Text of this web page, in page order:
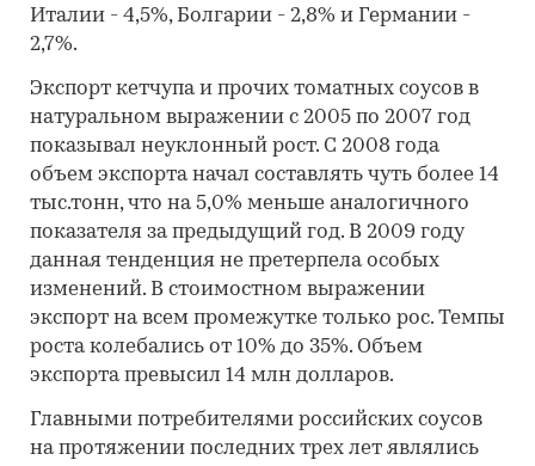
Италии - 4,5%, Болгарии - 2,8% и Германии -
2,7%.
Экспорт кетчупа и прочих томатных соусов в
натуральном выражении с 2005 по 2007 год
показывал неуклонный рост. С 2008 года
объем экспорта начал составлять чуть более 14
тыс.тонн, что на 5,0% меньше аналогичного
показателя за предыдущий год. В 2009 году
данная тенденция не претерпела особых
изменений. В стоимостном выражении
экспорт на всем промежутке только рос. Темпы
роста колебались от 10% до 35%. Объем
экспорта превысил 14 млн долларов.
Главными потребителями российских соусов
на протяжении последних трех лет являлись